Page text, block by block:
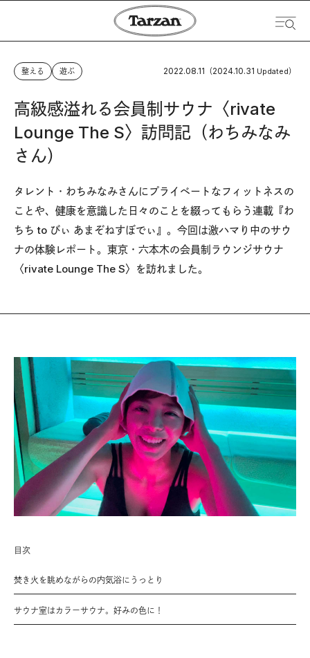
整える 遊ぶ 2022.08.11 （2024.10.31 Updated）
高級感溢れる会員制サウナ〈rivate
Lounge The S〉訪問記（わちみなみ
さん）
タレント・わちみなみさんにプライベートなフィットネスの
ことや、健康を意識した日々のことを綴ってもらう連載『わ
ちち to びぃ あまぞねすぼでぃ』。今回は激ハマり中のサウ
ナの体験レポート。東京・六本木の会員制ラウンジサウナ
〈rivate Lounge The S〉を訪れました。
目次
焚き火を眺めながらの内気浴にうっとり
サウナ室はカラーサウナ。好みの色に！